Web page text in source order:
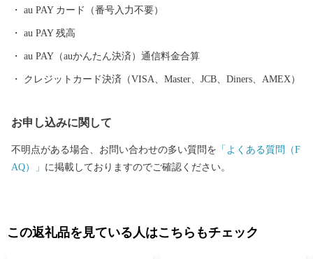
美味しさの「原口みかん」や大村湾で育った旨みたっぷりの「う
au PAY カード（番号入力不要）
au PAY 残高
au PAY（auかんたん決済）通信料金合算
クレジットカード決済（VISA、Master、JCB、Diners、AMEX）
お申し込みに関して
不明点がある場合、お問い合わせの多い質問を 「よくある質問（F
AQ）」 に掲載しておりますのでご確認ください。
この返礼品を見ている人はこちらもチェック